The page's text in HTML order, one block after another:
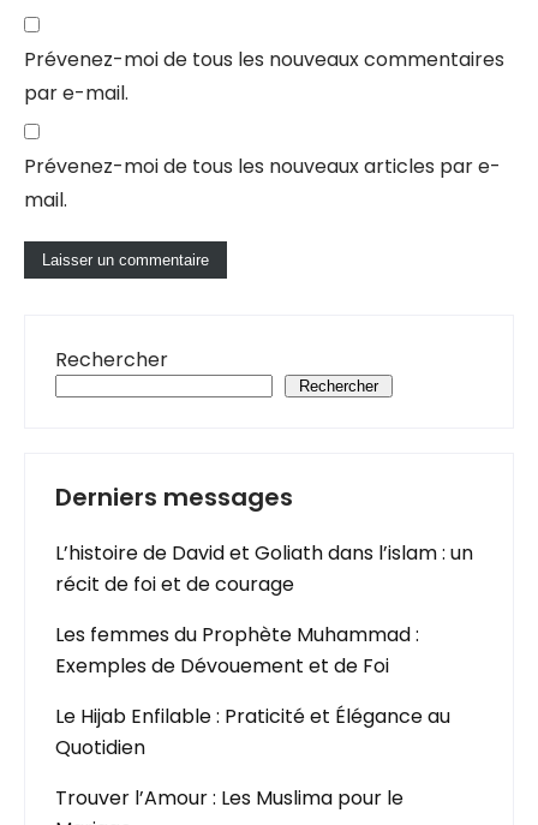
Prévenez-moi de tous les nouveaux commentaires
par e-mail.
Prévenez-moi de tous les nouveaux articles par e-
mail.
Rechercher
Rechercher
Derniers messages
L’histoire de David et Goliath dans l’islam : un
récit de foi et de courage
Les femmes du Prophète Muhammad :
Exemples de Dévouement et de Foi
Le Hijab Enfilable : Praticité et Élégance au
Quotidien
Trouver l’Amour : Les Muslima pour le